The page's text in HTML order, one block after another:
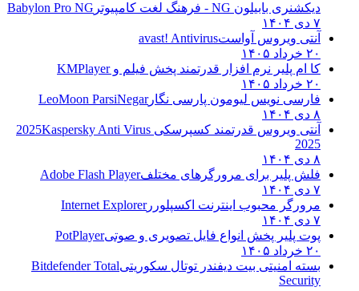
دیکشنری بابیلون NG - فرهنگ لغت کامپیوتر
Babylon Pro NG
۷ دی ۱۴۰۴
آنتی ویروس آواستavast! Antivirus
۲۰ خرداد ۱۴۰۵
کا ام پلیر نرم افزار قدرتمند پخش فیلم وKMPlayer
۲۰ خرداد ۱۴۰۵
فارسی نویس لیومون پارسی نگارLeoMoon ParsiNegar
۸ دی ۱۴۰۴
آنتی ویروس قدرتمند کسپرسکی 2025 Kaspersky Anti Virus
2025
۸ دی ۱۴۰۴
فلش پلیر برای مرورگرهای مختلفAdobe Flash Player
۷ دی ۱۴۰۴
مرورگر محبوب اینترنت اکسپلوررInternet Explorer
۷ دی ۱۴۰۴
پوت پلیر پخش انواع فایل تصویری و صوتیPotPlayer
۲۰ خرداد ۱۴۰۵
بسته امنیتی بیت دیفندر توتال سکوریتیBitdefender Total
Security